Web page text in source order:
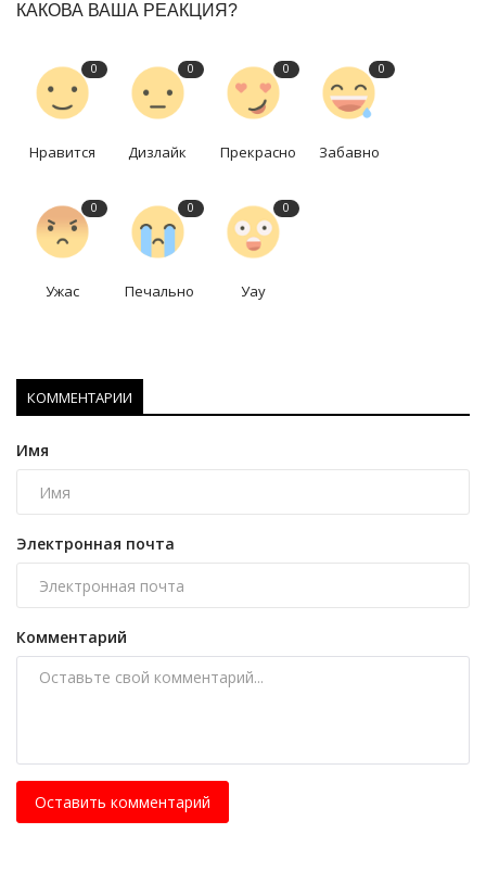
КАКОВА ВАША РЕАКЦИЯ?
0
Нравится
0
Дизлайк
0
Прекрасно
0
Забавно
0
Ужас
0
Печально
0
Уау
КОММЕНТАРИИ
Имя
Электронная почта
Комментарий
Оставить комментарий